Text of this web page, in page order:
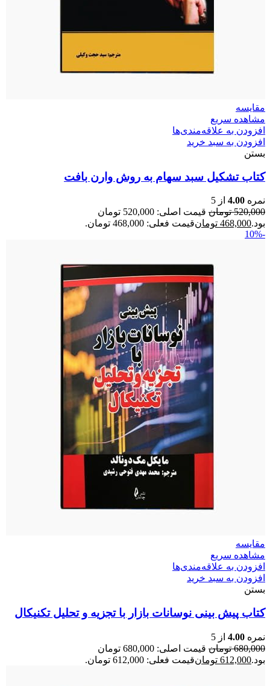
مقایسه
مشاهده سریع
افزودن به علاقه‌مندی‌ها
افزودن به سبد خرید
بستن
کتاب تشکیل سبد سهام به روش وارن بافت
نمره 4.00 از 5
520,000 تومان
قیمت اصلی: 520,000 تومان
بود.468,000 تومانقیمت فعلی: 468,000 تومان.
-10%
مقایسه
مشاهده سریع
افزودن به علاقه‌مندی‌ها
افزودن به سبد خرید
بستن
کتاب پیش بینی نوسانات بازار با تجزیه و تحلیل تکنیکال
نمره 4.00 از 5
680,000 تومان
قیمت اصلی: 680,000 تومان
بود.612,000 تومانقیمت فعلی: 612,000 تومان.